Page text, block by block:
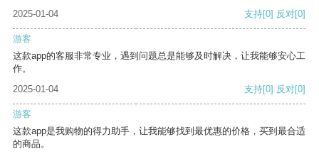
2025-01-04 支持[0] 反对[0]
游客
这款app的客服非常专业，遇到问题总是能够及时解决，让我能够安心工
作。
2025-01-04
支持[0] 反对[0]
游客
这款app是我购物的得力助手，让我能够找到最优惠的价格，买到最合适
的商品。